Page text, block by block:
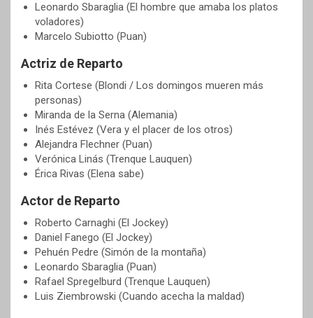
Leonardo Sbaraglia (El hombre que amaba los platos
voladores)
Marcelo Subiotto (Puan)
Actriz de Reparto
Rita Cortese (Blondi / Los domingos mueren más
personas)
Miranda de la Serna (Alemania)
Inés Estévez (Vera y el placer de los otros)
Alejandra Flechner (Puan)
Verónica Linás (Trenque Lauquen)
Érica Rivas (Elena sabe)
Actor de Reparto
Roberto Carnaghi (El Jockey)
Daniel Fanego (El Jockey)
Pehuén Pedre (Simón de la montaña)
Leonardo Sbaraglia (Puan)
Rafael Spregelburd (Trenque Lauquen)
Luis Ziembrowski (Cuando acecha la maldad)